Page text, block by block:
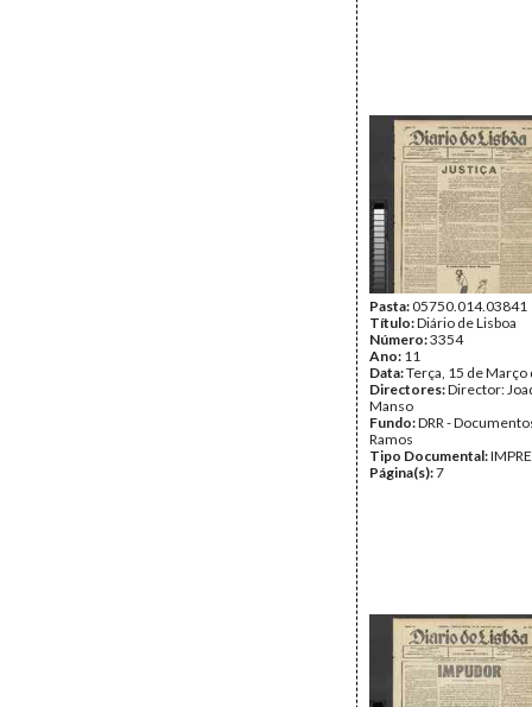
Pasta:05750.014.03841
Título:Diário de Lisboa
Número:3354
Ano: 11
Data:Terça, 15 de Março
Directores:Director:
Manso
Fundo:DRR -
Ramos
Tipo Documental:
Página(s):7